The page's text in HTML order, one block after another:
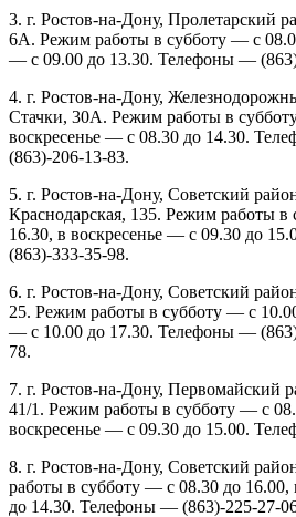
3. г. Ростов-на-Дону, Пролетарский
6А. Режим работы в субботу — с
— с 09.00 до 13.30. Телефоны —
4. г. Ростов-на-Дону,
Стачки, 30А. Режим работы в
воскресенье — с 08.30 до 14.30.
(863)-206-13-83.
5. г. Ростов-на-Дону, Советский
Краснодарская, 135. Режим работы
16.30, в воскресенье — с 09.30 до
(863)-333-35-98.
6. г. Ростов-на-Дону, Советский
25. Режим работы в субботу — с
— с 10.00 до 17.30. Телефоны —
78.
7. г. Ростов-на-Дону, Первомайский
41/1. Режим работы в субботу — с
воскресенье — с 09.30 до 15.00.
8. г. Ростов-на-Дону, Советский
работы в субботу — с 08.30 до 16.00,
до 14.30. Телефоны — (863)-225-27-